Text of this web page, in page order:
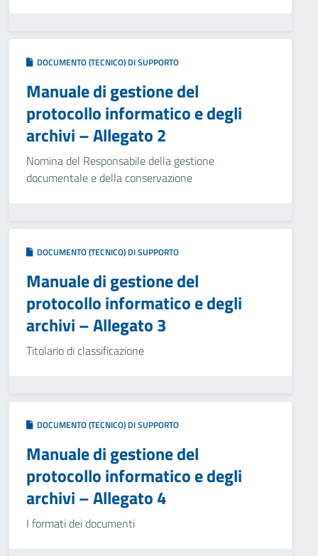
DOCUMENTO (TECNICO) DI SUPPORTO
Manuale di gestione del
protocollo informatico e degli
archivi – Allegato 2
Nomina del Responsabile della gestione
documentale e della conservazione
DOCUMENTO (TECNICO) DI SUPPORTO
Manuale di gestione del
protocollo informatico e degli
archivi – Allegato 3
Titolario di classificazione
DOCUMENTO (TECNICO) DI SUPPORTO
Manuale di gestione del
protocollo informatico e degli
archivi – Allegato 4
I formati dei documenti